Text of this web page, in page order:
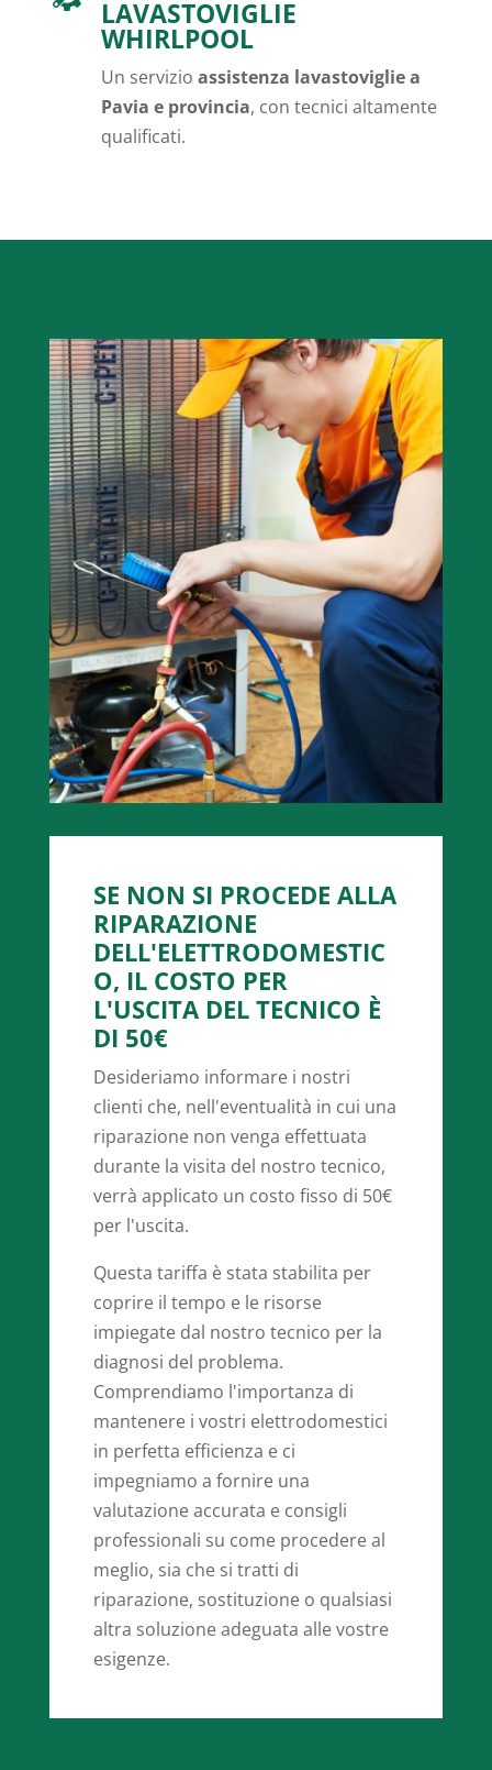
LAVASTOVIGLIE
WHIRLPOOL
Un servizio assistenza lavastoviglie a
Pavia e provincia, con tecnici altamente
qualificati.
SE NON SI PROCEDE ALLA
RIPARAZIONE
DELL'ELETTRODOMESTIC
O, IL COSTO PER
L'USCITA DEL TECNICO È
DI 50€
Desideriamo informare i nostri
clienti che, nell'eventualità in cui una
riparazione non venga effettuata
durante la visita del nostro tecnico,
verrà applicato un costo fisso di 50€
per l'uscita.
Questa tariffa è stata stabilita per
coprire il tempo e le risorse
impiegate dal nostro tecnico per la
diagnosi del problema.
Comprendiamo l'importanza di
mantenere i vostri elettrodomestici
in perfetta efficienza e ci
impegniamo a fornire una
valutazione accurata e consigli
professionali su come procedere al
meglio, sia che si tratti di
riparazione, sostituzione o qualsiasi
altra soluzione adeguata alle vostre
esigenze.